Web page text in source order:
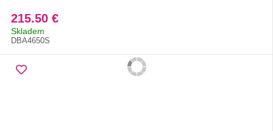
215.50 €
Skladem
DBA4650S